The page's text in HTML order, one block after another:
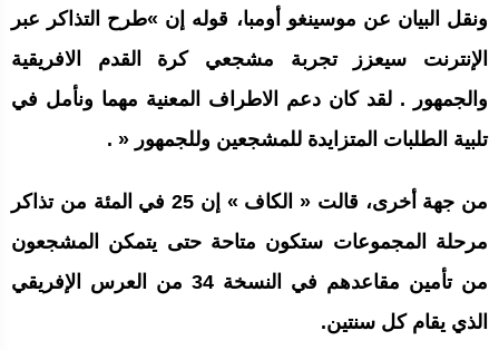
ونقل البيان عن موسينغو أومبا، قوله إن »طرح التذاكر عبر
الإنترنت سيعزز تجربة مشجعي كرة القدم الافريقية
والجمهور . لقد كان دعم الاطراف المعنية مهما ونأمل في
تلبية الطلبات المتزايدة للمشجعين وللجمهور « .
من جهة أخرى، قالت « الكاف » إن 25 في المئة من تذاكر
مرحلة المجموعات ستكون متاحة حتى يتمكن المشجعون
من تأمين مقاعدهم في النسخة 34 من العرس الإفريقي
الذي يقام كل سنتين.